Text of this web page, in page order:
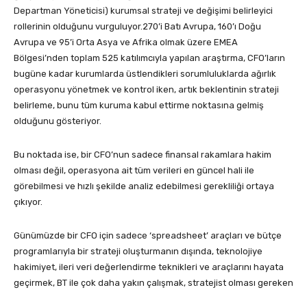
Departman Yöneticisi) kurumsal strateji ve değişimi belirleyici
rollerinin olduğunu vurguluyor. 270’i Batı Avrupa, 160’ı Doğu
Avrupa ve 95’i Orta Asya ve Afrika olmak üzere EMEA
Bölgesi’nden toplam 525 katılımcıyla yapılan araştırma, CFO’ların
bugüne kadar kurumlarda üstlendikleri sorumluluklarda ağırlık
operasyonu yönetmek ve kontrol iken, artık beklentinin strateji
belirleme, bunu tüm kuruma kabul ettirme noktasına gelmiş
olduğunu gösteriyor.
Bu noktada ise, bir CFO’nun sadece finansal rakamlara hakim
olması değil, operasyona ait tüm verileri en güncel hali ile
görebilmesi ve hızlı şekilde analiz edebilmesi gerekliliği ortaya
çıkıyor.
Günümüzde bir CFO için sadece ‘spreadsheet’ araçları ve bütçe
programlarıyla bir strateji oluşturmanın dışında, teknolojiye
hakimiyet, ileri veri değerlendirme teknikleri ve araçlarını hayata
geçirmek, BT ile çok daha yakın çalışmak, stratejist olması gereken